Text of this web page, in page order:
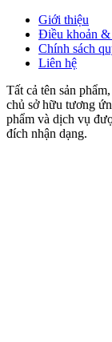
Giới thiệu
Điều khoản &
Chính sách
Liên hệ
Tất cả tên sản
chủ sở hữu tương
phẩm và dịch vụ
đích nhận dạng.